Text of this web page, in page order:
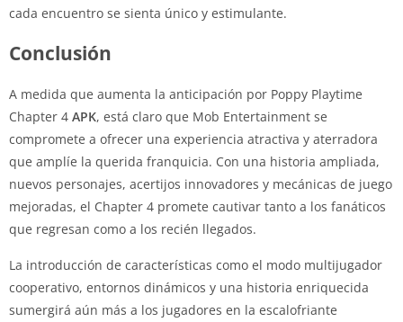
cada encuentro se sienta único y estimulante.
Conclusión
A medida que aumenta la anticipación por Poppy Playtime
Chapter 4 APK, está claro que Mob Entertainment se
compromete a ofrecer una experiencia atractiva y aterradora
que amplíe la querida franquicia. Con una historia ampliada,
nuevos personajes, acertijos innovadores y mecánicas de juego
mejoradas, el Chapter 4 promete cautivar tanto a los fanáticos
que regresan como a los recién llegados.
La introducción de características como el modo multijugador
cooperativo, entornos dinámicos y una historia enriquecida
sumergirá aún más a los jugadores en la escalofriante